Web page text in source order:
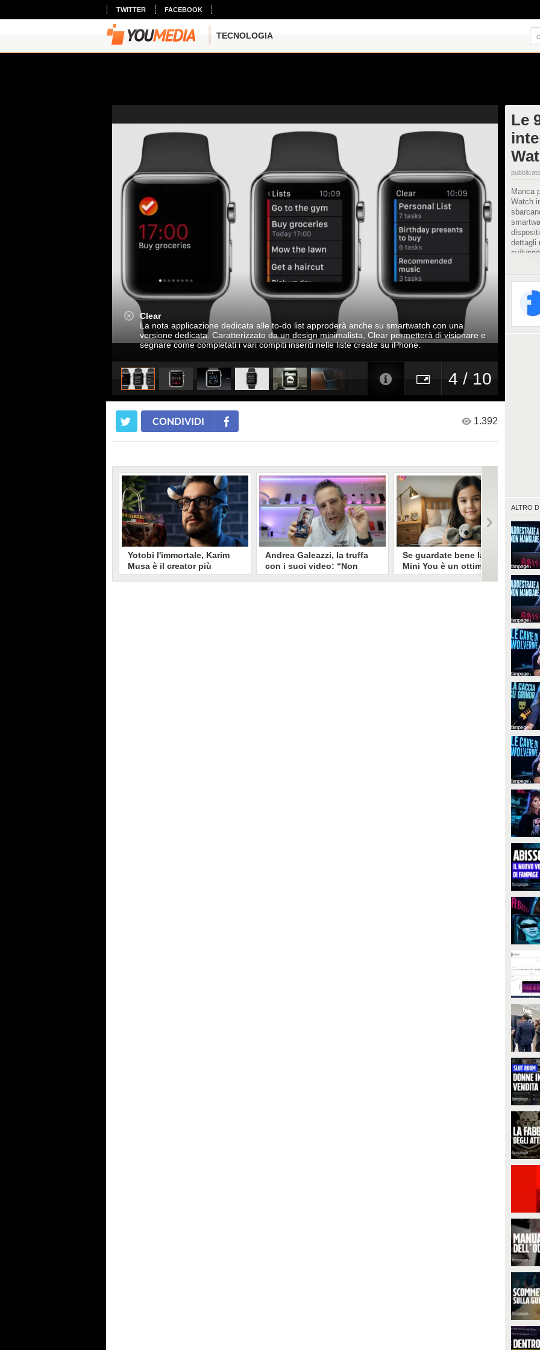
TWITTER FACEBOOK
TECNOLOGIA
Clear
La nota applicazione dedicata alle to-do list approderà anche su smartwatch con una
versione dedicata. Caratterizzato da un design minimalista, Clear permetterà di visionare e
segnare come completati i vari compiti inseriti nelle liste create su iPhone.
4 / 10
Le
Manca
Watch
dettagli
più
ALTRO DI
CONDIVIDI 1.392
Yotobi l'immortale, Karim
Musa è il creator più
longevo in Italia: il suo
Andrea Galeazzi, la truffa
con i suoi video: “Non
sono io quello. Mi hanno
Se guardate bene la foto
Mini You è un ottimo modo
per regalare i dati
Il nuovo trend su Instagram, Mini
bambini e una attuale, è una vera
generativa. Si stimano 40 milioni
essere "preda" di voraci algoritmi